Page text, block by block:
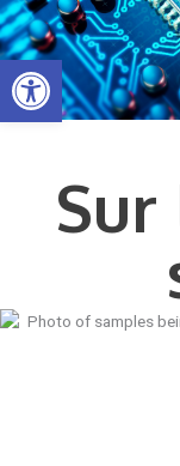
Ouvrir la
Aller
au
contenu